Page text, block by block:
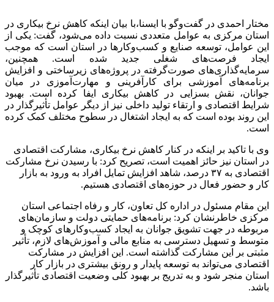
مختار احمدی در گفت‌وگو با ایسنا،با بیان اینکه کاهش نرخ بیکاری در
استان مرکزی به عوامل متعددی نسبت داده می‌شود، گفت: یکی از
این عوامل، توسعه صنایع و کسب‌وکارها در استان است که موجب
ایجاد فرصت‌های شغلی جدید شده است. همچنین،
سرمایه‌گذاری‌های صورت‌گرفته در پروژه‌های زیرساختی و افزایش
برنامه‌های آموزشی برای کارآفرینی و مهارت‌آموزی در میان
جوانان، نقش بسزایی در کاهش بیکاری ایفا کرده است. بهبود
شرایط اقتصادی و ارتقاء تولید داخلی نیز از دیگر عوامل تأثیرگذار در
این روند بوده است که به ایجاد اشتغال در سطوح مختلف کمک کرده
است.
وی با تاکید بر اینکه در کنار کاهش نرخ بیکاری، مشارکت اقتصادی
در استان نیز حائز اهمیت است، تصریح کرد: با رسیدن نرخ مشارکت
اقتصادی به ۳۷ درصد، شاهد افزایش تمایل افراد به ورود به بازار
کار و حضور فعال در حوزه‌های اقتصادی هستیم.
این مقام مسئول در اداره کل تعاون، کار و رفاه اجتماعی استان
مرکزی خاطرنشان کرد: برنامه‌های حمایتی دولت و سازمان‌های
مربوطه در جهت تشویق جوانان به ایجاد کسب‌وکارهای کوچک و
متوسط و تسهیل دسترسی به منابع مالی و آموزش‌های لازم، تأثیر
مثبتی بر این مشارکت گذاشته است. این افزایش در مشارکت
اقتصادی می‌تواند به توسعه پایدار و رونق بیشتری در بازار کار
استان منجر شود و به تدریج بر بهبود کلی وضعیت اقتصادی تأثیرگذار
باشد.